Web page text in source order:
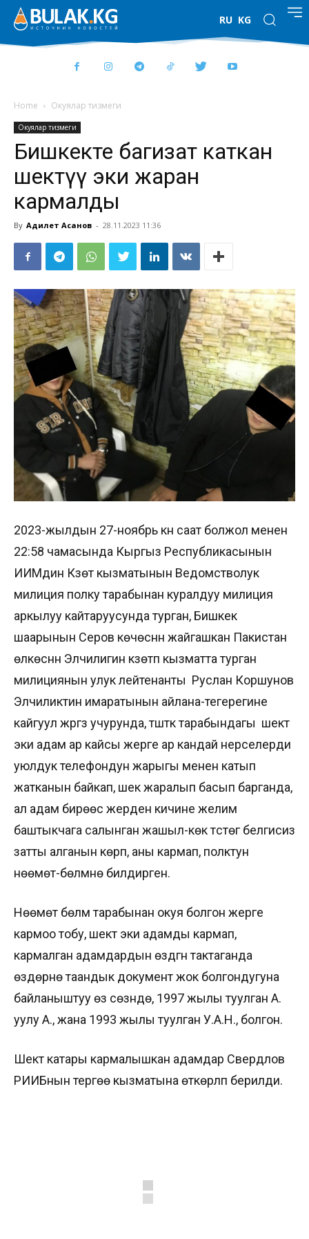
RU KG
Home Окуялар тизмеги
Окуялар тизмеги
Бишкекте баңгизат каткан
шектүү эки жаран
кармалды
By Адилет Асанов - 28.11.2023 11:36
2023-жылдын 27-ноябрь күнү саат болжол менен
22:58 чамасында Кыргыз Республикасынын
ИИМдин Күзөт кызматынын Ведомстволук
милиция полку тарабынан куралдуу милиция
аркылуу кайтаруусунда турган, Бишкек
шаарынын Серов көчөсүнүн жайгашкан Пакистан
өлкөсүнүн Элчилигин күзөтүп кызматта турган
милициянын улук лейтенанты Руслан Коршунов
Элчиликтин имаратынын айлана-тегерегине
кайгуул жүргүзүү учурунда, түштүк тарабындагы шектүү
эки адам ар кайсы жерге ар кандай нерселерди
уюлдук телефондун жарыгы менен катып
жатканын байкап, шек жаралып басып барганда,
ал адам бирөөсү жерден кичине желим
баштыкчага салынган жашыл-көк түстөгү белгисиз
затты алганын көрүп, аны кармап, полктун
нөөмөт-бөлүмүнө билдирген.
Нөөмөт бөлүмү тарабынан окуя болгон жерге
кармоо тобу, шектүү эки адамды кармап,
кармалган адамдардын өздүгүн тактаганда
өздөрүнө таандык документ жок болгондугуна
байланыштуу өз сөзүндө, 1997 жылы туулган А.
уулу А., жана 1993 жылы туулган У.А.Н., болгон.
Шектүү катары кармалышкан адамдар Свердлов
РИИБнын тергөө кызматына өткөрүлүп берилди.